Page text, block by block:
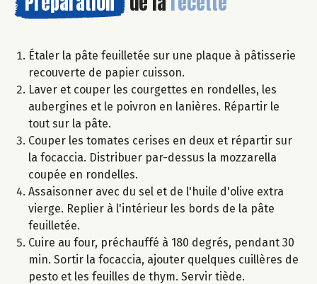
Étaler la pâte feuilletée sur une plaque à pâtisserie
recouverte de papier cuisson.
Laver et couper les courgettes en rondelles, les
aubergines et le poivron en lanières. Répartir le
tout sur la pâte.
Couper les tomates cerises en deux et répartir sur
la focaccia. Distribuer par-dessus la mozzarella
coupée en rondelles.
Assaisonner avec du sel et de l'huile d'olive extra
vierge. Replier à l'intérieur les bords de la pâte
feuilletée.
Cuire au four, préchauffé à 180 degrés, pendant 30
min. Sortir la focaccia, ajouter quelques cuillères de
pesto et les feuilles de thym. Servir tiède.